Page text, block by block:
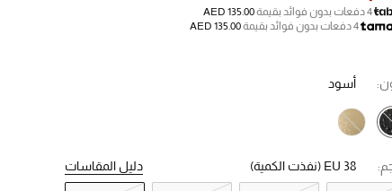
4 دفعات بدون فوائد بقيمة
AED 135.00
4 دفعات بدون فوائد بقيمة
AED 135.00
أسود
EU 38 (نفذت الكمية) دليل المقاسات